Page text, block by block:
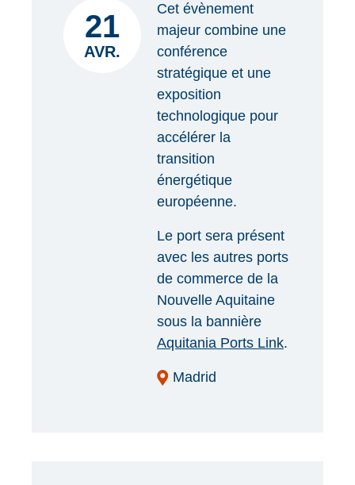
21
AVR.
Cet évènement
majeur combine une
conférence
stratégique et une
exposition
technologique pour
accélérer la
transition
énergétique
européenne.
Le port sera présent
avec les autres ports
de commerce de la
Nouvelle Aquitaine
sous la bannière
Aquitania Ports Link.
Madrid